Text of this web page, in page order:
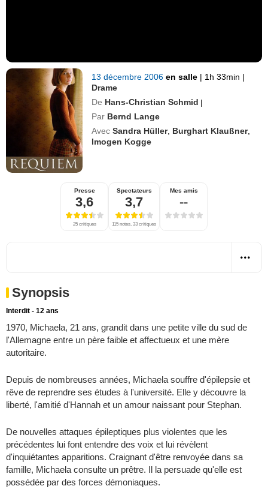
13 décembre 2006en salle | 1h 33min |
Drame
De Hans-Christian Schmid |
Par Bernd Lange
Avec Sandra Hüller, Burghart Klaußner,
Imogen Kogge
Presse
3,6
25 critiques
Spectateurs
3,7
115 notes, 33 critiques
Mes amis
--
Synopsis
Interdit - 12 ans
1970, Michaela, 21 ans, grandit dans une petite ville du sud de
l'Allemagne entre un père faible et affectueux et une mère
autoritaire.
Depuis de nombreuses années, Michaela souffre d'épilepsie et
rêve de reprendre ses études à l'université. Elle y découvre la
liberté, l'amitié d'Hannah et un amour naissant pour Stephan.
De nouvelles attaques épileptiques plus violentes que les
précédentes lui font entendre des voix et lui révèlent
d'inquiétantes apparitions. Craignant d'être renvoyée dans sa
famille, Michaela consulte un prêtre. Il la persuade qu'elle est
possédée par des forces démoniaques.